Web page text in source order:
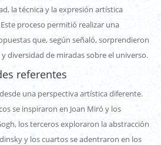
la técnica y la expresión artística
proceso permitió realizar una
que, según señaló, sorprendieron
diversidad de miradas sobre el universo.
referentes
una perspectiva artística diferente.
se inspiraron en Joan Miró y los
los terceros exploraron la abstracción
y los cuartos se adentraron en los